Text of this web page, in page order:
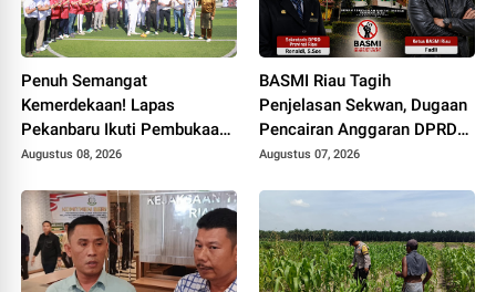
Penuh Semangat
Kemerdekaan! Lapas
Pekanbaru Ikuti Pembukaan
Pekan Olahraga Ditjenpas
Augustus 08, 2026
BASMI Riau Tagih
Penjelasan Sekwan, Dugaan
Pencairan Anggaran DPRD
Tanpa Prosedur Tuai
Augustus 07, 2026